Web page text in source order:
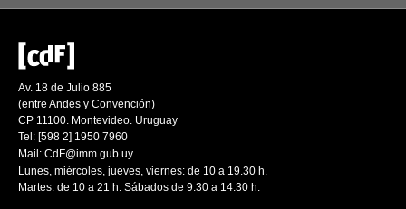
Av. 18 de Julio 885
(entre Andes y Convención)
CP 11100. Montevideo. Uruguay
Tel: [598 2] 1950 7960
Mail: CdF@imm.gub.uy
Lunes, miércoles, jueves, viernes: de 10 a 19.30 h.
Martes: de 10 a 21 h. Sábados de 9.30 a 14.30 h.